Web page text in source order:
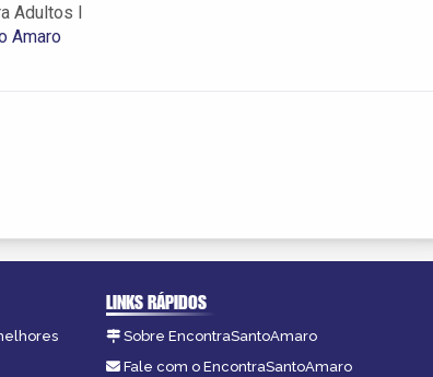
Adultos I
Amaro
LINKS RÁPIDOS
Sobre EncontraSantoAmaro
Fale com o EncontraSantoAmaro